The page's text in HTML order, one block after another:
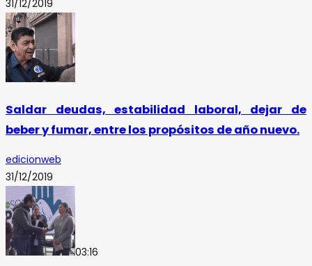
31/12/2019
Saldar deudas, estabilidad laboral, dejar de
beber y fumar, entre los propósitos de año nuevo.
edicionweb
31/12/2019
03:16